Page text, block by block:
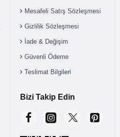
Mesafeli Satış Sözleşmesi
Gizlilik Sözleşmesi
İade & Değişim
Güvenli Ödeme
Teslimat Bilgileri
Bizi Takip Edin